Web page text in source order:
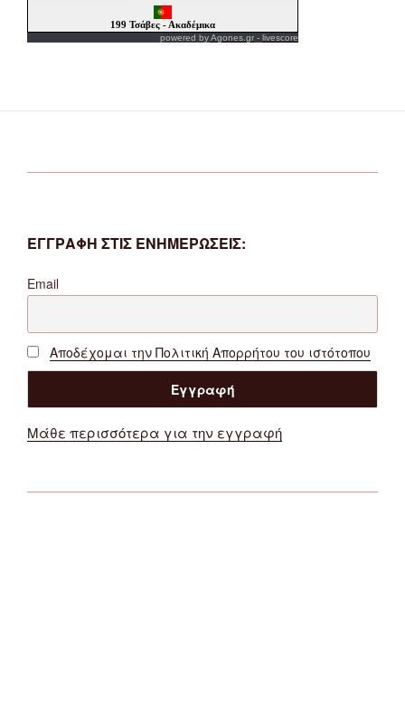
powered byAgones.gr - livescore
ΕΓΓΡΑΦΗ ΣΤΙΣ ΕΝΗΜΕΡΩΣΕΙΣ:
Email
Αποδέχομαι την Πολιτική Απορρήτου του ιστότοπου
Μάθε περισσότερα για την εγγραφή